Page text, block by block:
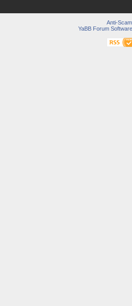
Anti-Scam
YaBB Forum Software